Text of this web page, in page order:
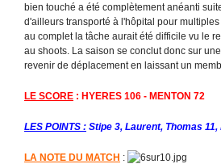
bien touché a été complètement anéanti
d'ailleurs transporté à l'hôpital pour
au complet la tâche aurait été difficile vu le
au shoots. La saison se conclut donc sur
revenir de déplacement en laissant un
LE SCORE : HYERES 106 - MENTON 72
LES POINTS : Stipe 3, Laurent, Thomas
LA NOTE DU MATCH :